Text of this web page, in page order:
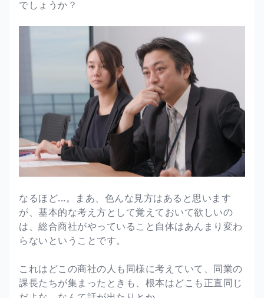
でしょうか？
なるほど...。まあ、色んな見方はあると思います
が、基本的な考え方として覚えておいて欲しいの
は、総合商社がやっていること自体はあんまり変わ
らないということです。
これはどこの商社の人も同様に考えていて、同業の
課長たちが集まったときも、根本はどこも正直同じ